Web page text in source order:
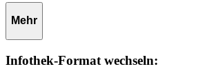
Mehr
Infothek-Format wechseln: